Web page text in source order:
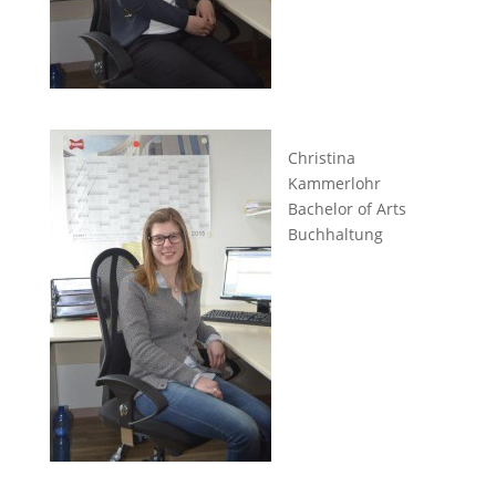
Christina
Kammerlohr
Bachelor of Arts
Buchhaltung